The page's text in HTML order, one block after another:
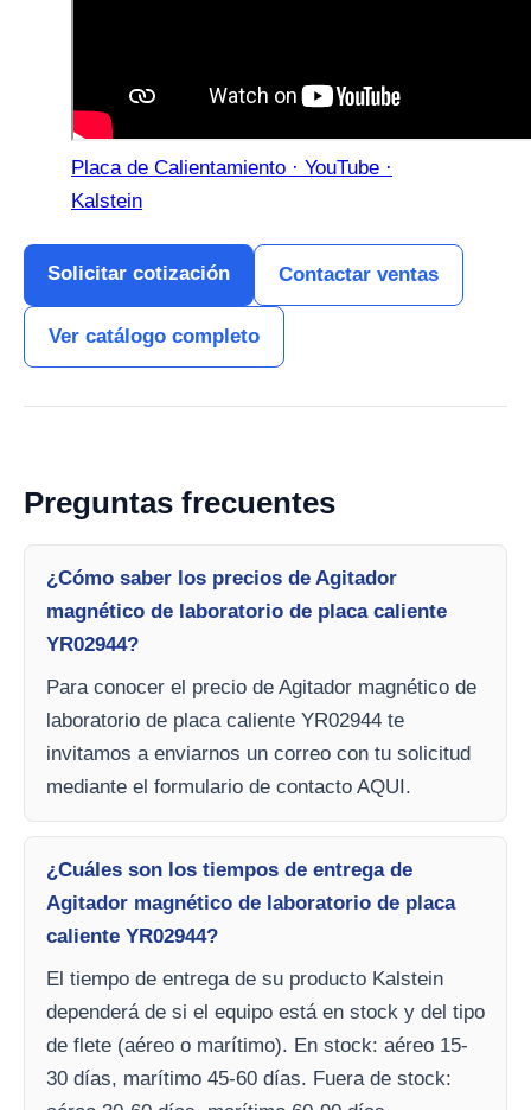
Placa de Calientamiento · YouTube ·
Kalstein
Solicitar cotización Contactar ventas
Ver catálogo completo
Preguntas frecuentes
¿Cómo saber los precios de Agitador
magnético de laboratorio de placa caliente
YR02944?
Para conocer el precio de Agitador magnético de
laboratorio de placa caliente YR02944 te
invitamos a enviarnos un correo con tu solicitud
mediante el formulario de contacto AQUI.
¿Cuáles son los tiempos de entrega de
Agitador magnético de laboratorio de placa
caliente YR02944?
El tiempo de entrega de su producto Kalstein
dependerá de si el equipo está en stock y del tipo
de flete (aéreo o marítimo). En stock: aéreo 15-
30 días, marítimo 45-60 días. Fuera de stock: